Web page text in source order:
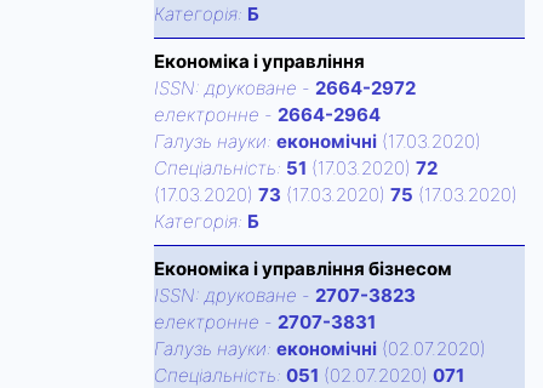
Категорiя: Б
Економіка і управління
ISSN: друковане - 2664-2972
електронне - 2664-2964
Галузь науки: економічні (17.03.2020)
Спецiальнiсть: 51 (17.03.2020) 72
(17.03.2020) 73 (17.03.2020) 75 (17.03.2020)
Категорiя: Б
Економіка і управління бізнесом
ISSN: друковане - 2707-3823
електронне - 2707-3831
Галузь науки: економічні (02.07.2020)
Спецiальнiсть: 051 (02.07.2020) 071